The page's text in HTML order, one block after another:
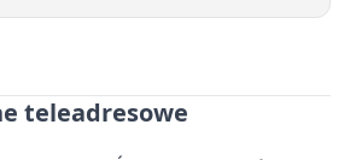
teleadresowe